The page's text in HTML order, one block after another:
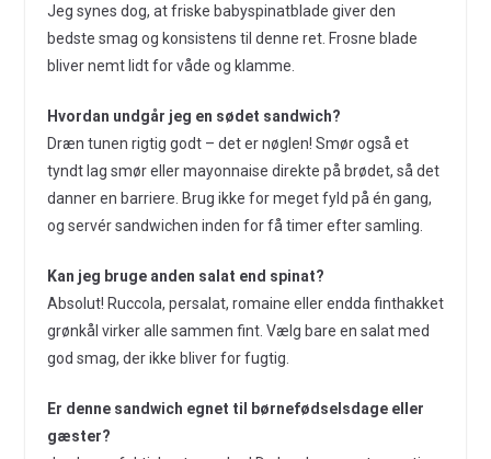
Jeg synes dog, at friske babyspinatblade giver den
bedste smag og konsistens til denne ret. Frosne blade
bliver nemt lidt for våde og klamme.
Hvordan undgår jeg en sødet sandwich?
Dræn tunen rigtig godt – det er nøglen! Smør også et
tyndt lag smør eller mayonnaise direkte på brødet, så det
danner en barriere. Brug ikke for meget fyld på én gang,
og servér sandwichen inden for få timer efter samling.
Kan jeg bruge anden salat end spinat?
Absolut! Ruccola, persalat, romaine eller endda finthakket
grønkål virker alle sammen fint. Vælg bare en salat med
god smag, der ikke bliver for fugtig.
Er denne sandwich egnet til børnefødselsdage eller
gæster?